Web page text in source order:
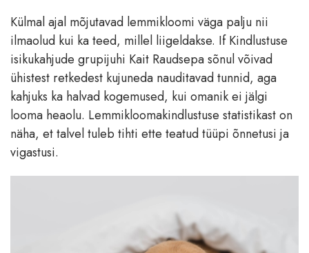
Külmal ajal mõjutavad lemmikloomi väga palju nii
ilmaolud kui ka teed, millel liigeldakse. If Kindlustuse
isikukahjude grupijuhi Kait Raudsepa sõnul võivad
ühistest retkedest kujuneda nauditavad tunnid, aga
kahjuks ka halvad kogemused, kui omanik ei jälgi
looma heaolu. Lemmikloomakindlustuse statistikast on
näha, et talvel tuleb tihti ette teatud tüüpi õnnetusi ja
vigastusi.